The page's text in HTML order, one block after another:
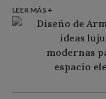
LEER MÁS +